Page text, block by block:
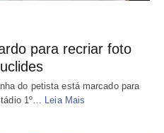
para recriar foto
do petista está marcado para
1º… Leia Mais